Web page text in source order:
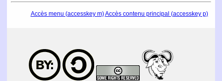
Accès menu (accesskey m)Accès contenu principal (accesskey p)